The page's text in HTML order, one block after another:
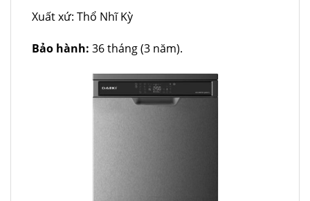
Xuất xứ: Thổ Nhĩ Kỳ
Bảo hành: 36 tháng (3 năm).